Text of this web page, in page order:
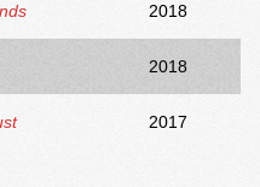
2018
2018
2017